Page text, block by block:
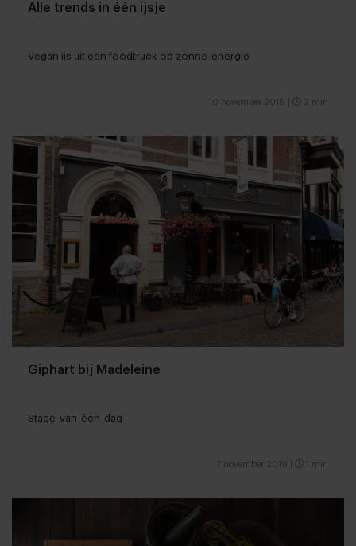
Alle trends in één ijsje
Vegan ijs uit een foodtruck op zonne-energie
10 november 2019 2 min
Giphart bij Madeleine
Stage-van-één-dag
7 november 2019 1 min